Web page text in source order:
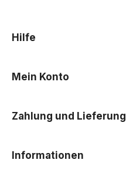
Hilfe
Mein Konto
Zahlung und Lieferung
Informationen